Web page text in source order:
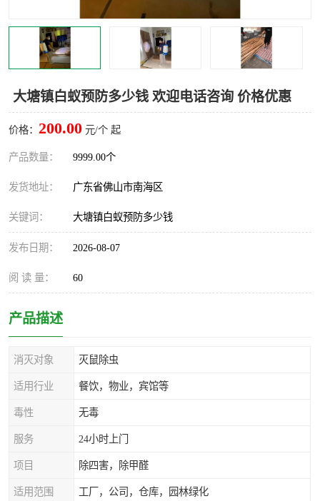
大塘镇白蚁预防多少钱 欢迎电话咨询 价格优惠
价格： 200.00 元/个 起
产品数量： 9999.00个
发货地址： 广东省佛山市南海区
关键词： 大塘镇白蚁预防多少钱
发布日期： 2026-08-07
阅 读 量： 60
产品描述
消灭对象 灭鼠除虫
适用行业 餐饮，物业，宾馆等
毒性 无毒
服务 24小时上门
项目 除四害，除甲醛
适用范围 工厂，公司，仓库，园林绿化
果蝇防治
害虫防治